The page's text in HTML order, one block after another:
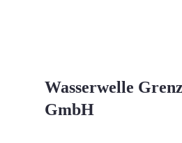
Wasserwelle
GmbH